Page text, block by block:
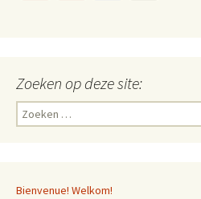
Zoeken op deze site:
Zoeken
naar:
Bienvenue! Welkom!